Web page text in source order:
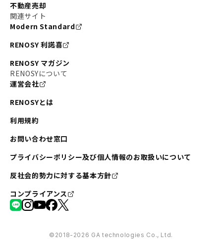
不動産売却
関連サイト
Modern Standard
RENOSY 利諾喜
RENOSY マガジン
RENOSYについて
運営会社
RENOSYとは
利用規約
お問い合わせ窓口
プライバシーポリシー及び個人情報のお取扱いについて
反社会的勢力に対する基本方針
コンプライアンス
©︎2018-2026 GA technologies Co., Ltd.